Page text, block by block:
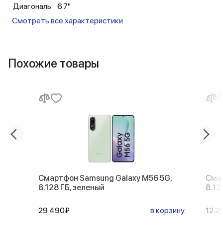
Диагональ
6.7"
Смотреть все характеристики
Похожие товары
Смартфон Samsung Galaxy M56 5G,
8.128 ГБ, зеленый
29 490₽ в корзину 12